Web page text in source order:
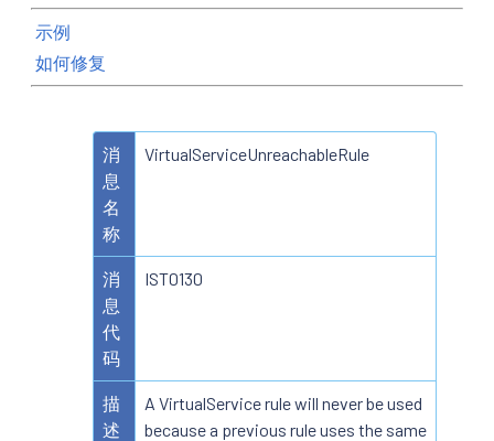
示例
如何修复
消
息
名
称
VirtualServiceUnreachableRule
消
息
代
码
IST0130
描
述
A VirtualService rule will never be used
because a previous rule uses the same